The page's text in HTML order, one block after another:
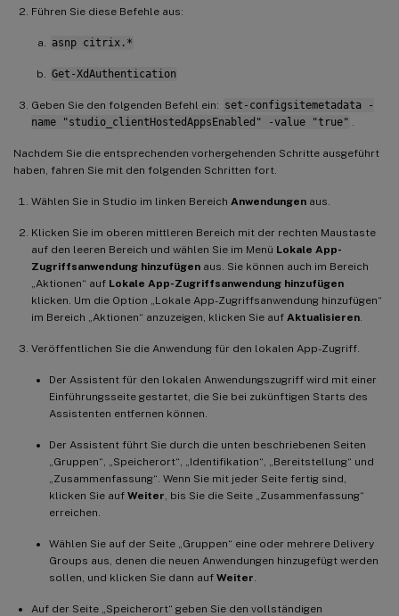
Führen Sie diese Befehle aus:
asnp citrix.*
Get-XdAuthentication
Geben Sie den folgenden Befehl ein: set-configsitemetadata -
name "studio_clientHostedAppsEnabled" -value "true"
Nachdem Sie die entsprechenden vorhergehenden Schritte ausgeführt
haben, fahren Sie mit den folgenden Schritten fort.
Wählen Sie in Studio im linken Bereich Anwendungen aus.
Klicken Sie im oberen mittleren Bereich mit der rechten Maustaste
auf den leeren Bereich und wählen Sie im Menü Lokale App-
Zugriffsanwendung hinzufügen aus. Sie können auch im Bereich
„Aktionen“ auf Lokale App-Zugriffsanwendung hinzufügen
klicken. Um die Option „Lokale App-Zugriffsanwendung hinzufügen“
im Bereich „Aktionen“ anzuzeigen, klicken Sie auf Aktualisieren
Veröffentlichen Sie die Anwendung für den lokalen App-Zugriff.
Der Assistent für den lokalen Anwendungszugriff wird mit einer
Einführungsseite gestartet, die Sie bei zukünftigen Starts des
Assistenten entfernen können.
Der Assistent führt Sie durch die unten beschriebenen Seiten
„Gruppen“, „Speicherort“, „Identifikation“, „Bereitstellung“ und
„Zusammenfassung“. Wenn Sie mit jeder Seite fertig sind,
klicken Sie auf Weiter , bis Sie die Seite „Zusammenfassung“
erreichen.
Wählen Sie auf der Seite „Gruppen“ eine oder mehrere Delivery
Groups aus, denen die neuen Anwendungen hinzugefügt werden
sollen, und klicken Sie dann auf Weiter
Auf der Seite „Speicherort“ geben Sie den vollständigen